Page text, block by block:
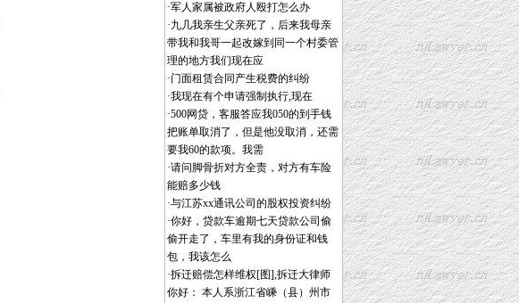
·军人家属被政府人殴打怎么办
·九几我亲生父亲死了，后来我母亲
带我和我哥一起改嫁到同一个村委管
理的地方我们现在应
·门面租赁合同产生税费的纠纷
·我现在有个申请强制执行,现在
·500网贷，客服答应我050的到手钱
把账单取消了，但是他没取消，还需
要我60的款项。我需
·请问脚骨折对方全责，对方有车险
能赔多少钱
·与江苏xx通讯公司的股权投资纠纷
·你好，贷款车逾期七天贷款公司偷
偷开走了，车里有我的身份证和钱
包，我该怎么
·拆迁赔偿怎样维权[图],拆迁大律师
你好： 本人系浙江省嵊（县）州市